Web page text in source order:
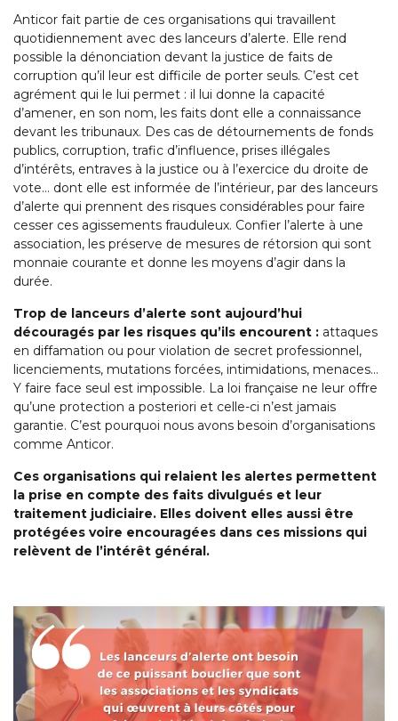
Anticor fait partie de ces organisations qui travaillent
quotidiennement avec des lanceurs d’alerte. Elle rend
possible la dénonciation devant la justice de faits de
corruption qu’il leur est difficile de porter seuls. C’est cet
agrément qui le lui permet : il lui donne la capacité
d’amener, en son nom, les faits dont elle a connaissance
devant les tribunaux. Des cas de détournements de fonds
publics, corruption, trafic d’influence, prises illégales
d’intérêts, entraves à la justice ou à l’exercice du droite de
vote… dont elle est informée de l’intérieur, par des lanceurs
d’alerte qui prennent des risques considérables pour faire
cesser ces agissements frauduleux. Confier l’alerte à une
association, les préserve de mesures de rétorsion qui sont
monnaie courante et donne les moyens d’agir dans la
durée.
Trop de lanceurs d’alerte sont aujourd’hui
découragés par les risques qu’ils encourent : attaques
en diffamation ou pour violation de secret professionnel,
licenciements, mutations forcées, intimidations, menaces…
Y faire face seul est impossible. La loi française ne leur offre
qu’une protection a posteriori et celle-ci n’est jamais
garantie. C’est pourquoi nous avons besoin d’organisations
comme Anticor.
Ces organisations qui relaient les alertes permettent
la prise en compte des faits divulgués et leur
traitement judiciaire. Elles doivent elles aussi être
protégées voire encouragées dans ces missions qui
relèvent de l’intérêt général.